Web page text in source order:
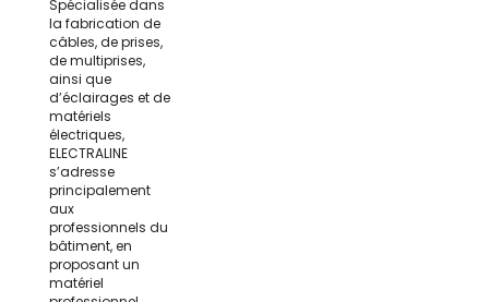
Spécialisée dans
la fabrication de
câbles, de prises,
de multiprises,
ainsi que
d’éclairages et de
matériels
électriques,
ELECTRALINE
s’adresse
principalement
aux
professionnels du
bâtiment, en
proposant un
matériel